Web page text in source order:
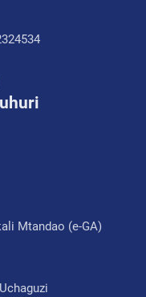
Mtandao (e-GA)